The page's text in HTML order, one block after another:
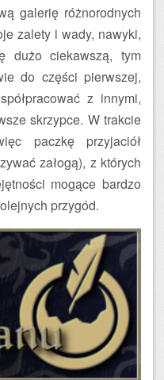
galerię różnorodnych
zalety i wady, nawyki,
dużo ciekawszą, tym
do części pierwszej,
z innymi,
skrzypce. W trakcie
paczkę przyjaciół
załogą), z których
mogące bardzo
przygód.